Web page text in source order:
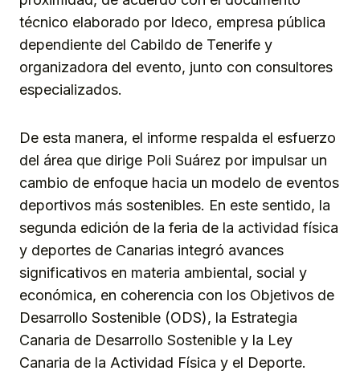
técnico elaborado por Ideco, empresa pública
dependiente del Cabildo de Tenerife y
organizadora del evento, junto con consultores
especializados.
De esta manera, el informe respalda el esfuerzo
del área que dirige Poli Suárez por impulsar un
cambio de enfoque hacia un modelo de eventos
deportivos más sostenibles. En este sentido, la
segunda edición de la feria de la actividad física
y deportes de Canarias integró avances
significativos en materia ambiental, social y
económica, en coherencia con los Objetivos de
Desarrollo Sostenible (ODS), la Estrategia
Canaria de Desarrollo Sostenible y la Ley
Canaria de la Actividad Física y el Deporte.